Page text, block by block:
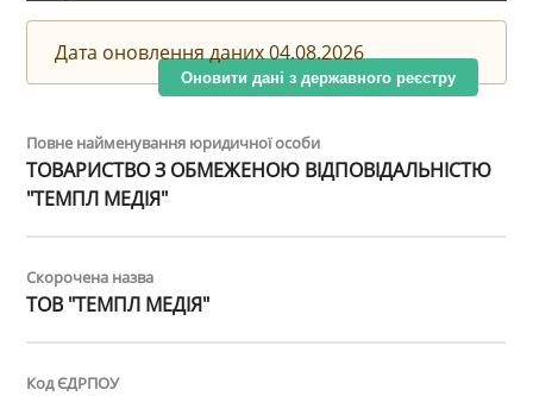
Дата оновлення даних 04.08.2026
Оновити дані з державного реєстру
Повне найменування юридичної особи
ТОВАРИСТВО З ОБМЕЖЕНОЮ ВІДПОВІДАЛЬНІСТЮ
"ТЕМПЛ МЕДІЯ"
Скорочена назва
ТОВ "ТЕМПЛ МЕДІЯ"
Код ЄДРПОУ